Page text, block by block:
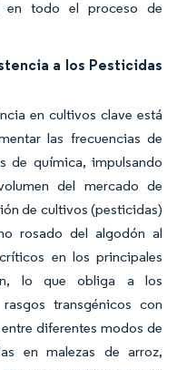
en todo el proceso de
a los Pesticidas
en cultivos clave está
las frecuencias de
de química, impulsando
del mercado de
de cultivos (pesticidas)
rosado del algodón al
en los principales
lo que obliga a los
transgénicos con
diferentes modos de
en malezas de arroz,